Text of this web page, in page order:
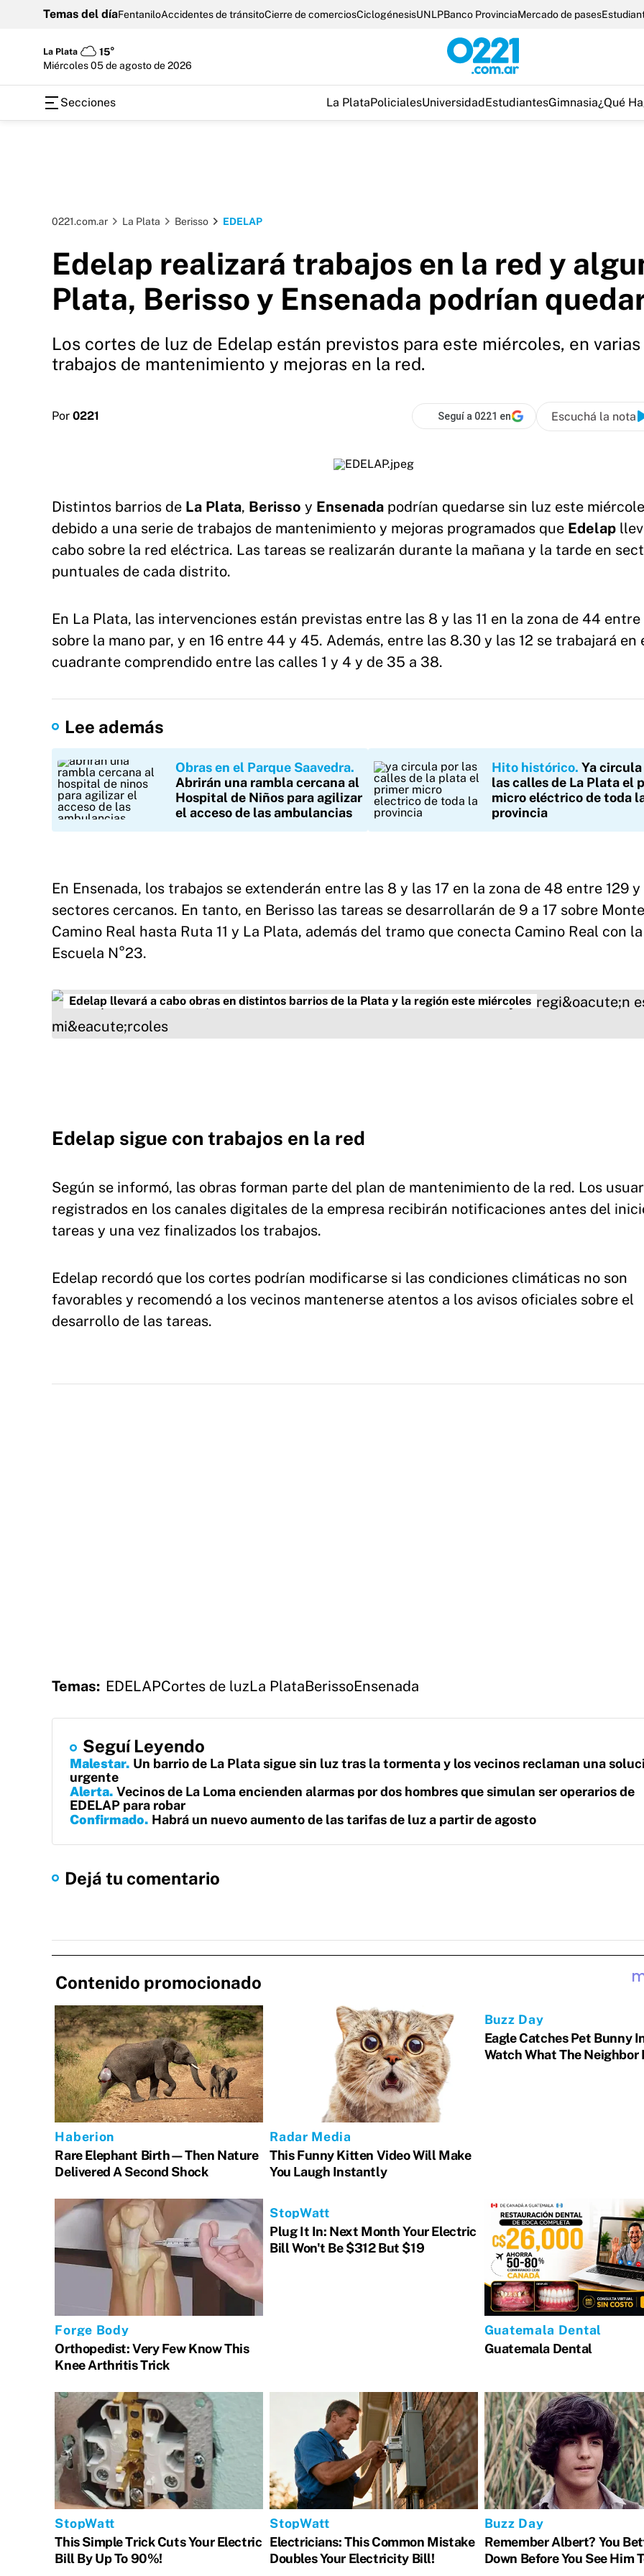
Temas del díaFentaniloAccidentes de tránsitoCierre de comerciosCiclogénesisUNLPBanco ProvinciaMercado de pases
La Plata
15°
miércoles 05 de agosto de 2026
Secciones La PlataPolicialesUniversidadEstudiantesGimnasia¿Qué
0221.com.ar La Plata Berisso EDELAP
Edelap realizará trabajos en la red y
Plata, Berisso y Ensenada podrían
Los cortes de luz de Edelap están previstos para este miércoles, en
trabajos de mantenimiento y mejoras en la red.
Por 0221 Seguí a 0221 en Escuchá la nota
Distintos barrios de La Plata, Berisso y Ensenada podrían quedarse sin luz este
debido a una serie de trabajos de mantenimiento y mejoras programados que Edelap
cabo sobre la red eléctrica. Las tareas se realizarán durante la mañana y la tarde en
puntuales de cada distrito.
En La Plata, las intervenciones están previstas entre las 8 y las 11 en la zona de 44 entre
sobre la mano par, y en 16 entre 44 y 45. Además, entre las 8.30 y las 12 se trabajará en
cuadrante comprendido entre las calles 1 y 4 y de 35 a 38.
Lee además
Obras en el Parque Saavedra
Abrirán una rambla cercana al
Hospital de Niños para agilizar
el acceso de las ambulancias
Hito histórico Ya
las calles de La Plata el
micro eléctrico de toda
provincia
En Ensenada, los trabajos se extenderán entre las 8 y las 17 en la zona de 48 entre 129 y
sectores cercanos. En tanto, en Berisso las tareas se desarrollarán de 9 a 17 sobre
Camino Real hasta Ruta 11 y La Plata, además del tramo que conecta Camino Real con la
Escuela N°23.
Edelap llevará a cabo obras en distintos barrios de la Plata y la región este miércoles
Edelap sigue con trabajos en la red
Según se informó, las obras forman parte del plan de mantenimiento de la red. Los
registrados en los canales digitales de la empresa recibirán notificaciones antes del
tareas y una vez finalizados los trabajos.
Edelap recordó que los cortes podrían modificarse si las condiciones climáticas no son
favorables y recomendó a los vecinos mantenerse atentos a los avisos oficiales sobre el
desarrollo de las tareas.
Temas: EDELAPCortes de luzLa PlataBerissoEnsenada
Seguí Leyendo
Malestar Un barrio de La Plata sigue sin luz tras la tormenta y los vecinos reclaman una
urgente
Alerta Vecinos de La Loma encienden alarmas por dos hombres que simulan ser operarios de
EDELAP para robar
Confirmado Habrá un nuevo aumento de las tarifas de luz a partir de agosto
Dejá tu comentario